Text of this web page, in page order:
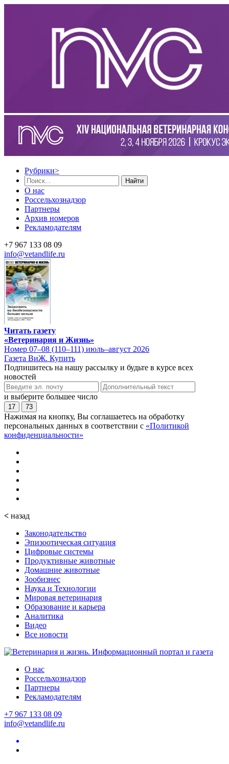
Рубрики>
Найти
О нас
Россельхознадзор
Партнеры
Архив номеров
Рекламодателям
+7 967 133 08 09
info@vetandlife.ru
Читать газету
«Ветеринария и Жизнь»
Номер 07–08 (110–111) июль–август 2026
Газета ВиЖ. Купить
Подпишитесь на нашу рассылку и будьте в курсе всех
новостей
и выберите большее число
17 73
Нажимая на кнопку, Вы соглашаетесь на обработку
персональных данных в соответствии с «Политикой
конфиденциальности»
< назад
Законодательство
Эпизоотическая ситуация
Цифровые системы
Продуктивные животные
Домашние животные
Зообизнес
Наука и Технологии
Мировая ветеринария
Образование и карьера
Аналитика
Видео
Все новости
О нас
Россельхознадзор
Партнеры
Рекламодателям
+7 967 133 08 09
info@vetandlife.ru